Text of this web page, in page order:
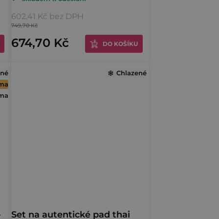
t
ů
produktu
je
4,7
602,41 Kč bez DPH
674,70 Kč
749,70 Kč
DO KOŠÍKU
Chlazené
Set na autentické pad thai